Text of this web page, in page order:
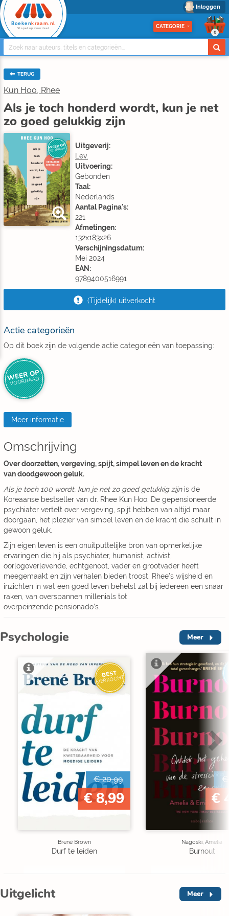
Inloggen
Boeken kraam.nl
Stapel op voordeel CATEGORIE
0
TERUG
Kun Hoo, Rhee
Als je toch honderd wordt, kun je net
zo goed gelukkig zijn
WEER OP
VOORRAAD
Uitgeverij:
Lev.
Uitvoering:
Gebonden
Taal:
Nederlands
Aantal Pagina's:
221
Afmetingen:
132x183x26
Verschijningsdatum:
Mei 2024
EAN:
9789400516991
(Tijdelijk) uitverkocht
Actie categorieën
Op dit boek zijn de volgende actie categorieën van toepassing:
WEER OP
VOORRAAD
Meer informatie
Omschrijving
Over doorzetten, vergeving, spijt, simpel leven en de kracht
van doodgewoon geluk.
Als je toch 100 wordt, kun je net zo goed gelukkigzijnis de
Koreaanse bestseller van dr. Rhee Kun Hoo. De gepensioneerde
psychiater vertelt over vergeving, spijt hebben van altijd maar
doorgaan, het plezier van simpel leven en de kracht die schuilt in
gewoon geluk.
Zijn eigen leven is een onuitputtelijke bron van opmerkelijke
ervaringen die hij als psychiater, humanist, activist,
oorlogoverlevende, echtgenoot, vader en grootvader heeft
meegemaakt en zijn verhalen bieden troost. Rhee’s wijsheid en
inzichten in wat een goed leven behelst zal bij iedereen een snaar
raken, van overspannen millenials tot
overpeinzende pensionado’s.
Psychologie Meer
BEST
VERKOCHT
€ 20,99
€ 8,99
Brené Brown
Durf te leiden
€
€
Nagoski, Amelia
Burnout
Uitgelicht Meer